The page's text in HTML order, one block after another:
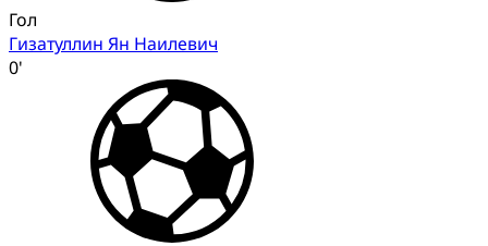
Гол
Гизатуллин Ян Наилевич
0'